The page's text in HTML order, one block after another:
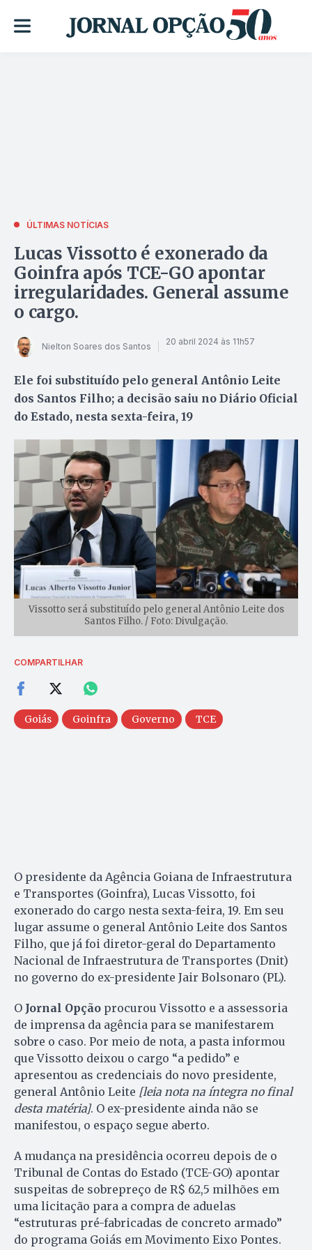
ÚLTIMAS NOTÍCIAS
Lucas Vissotto é exonerado da
Goinfra após TCE-GO apontar
irregularidades. General assume
o cargo.
Nielton Soares dos Santos 20 abril 2024 às 11h57
Ele foi substituído pelo general Antônio Leite
dos Santos Filho; a decisão saiu no Diário Oficial
do Estado, nesta sexta-feira, 19
Vissotto será substituído pelo general Antônio Leite dos
Santos Filho. / Foto: Divulgação.
COMPARTILHAR
Goiás Goinfra Governo TCE
O presidente da Agência Goiana de Infraestrutura
e Transportes (Goinfra), Lucas Vissotto, foi
exonerado do cargo nesta sexta-feira, 19. Em seu
lugar assume o general Antônio Leite dos Santos
Filho, que já foi diretor-geral do Departamento
Nacional de Infraestrutura de Transportes (Dnit)
no governo do ex-presidente Jair Bolsonaro (PL).
O Jornal Opção procurou Vissotto e a assessoria
de imprensa da agência para se manifestarem
sobre o caso. Por meio de nota, a pasta informou
que Vissotto deixou o cargo “a pedido” e
apresentou as credenciais do novo presidente,
general Antônio Leite [leia nota na íntegra no final
desta matéria]. O ex-presidente ainda não se
manifestou, o espaço segue aberto.
A mudança na presidência ocorreu depois de o
Tribunal de Contas do Estado (TCE-GO) apontar
suspeitas de sobrepreço de R$ 62,5 milhões em
uma licitação para a compra de aduelas
“estruturas pré-fabricadas de concreto armado”
do programa Goiás em Movimento Eixo Pontes.